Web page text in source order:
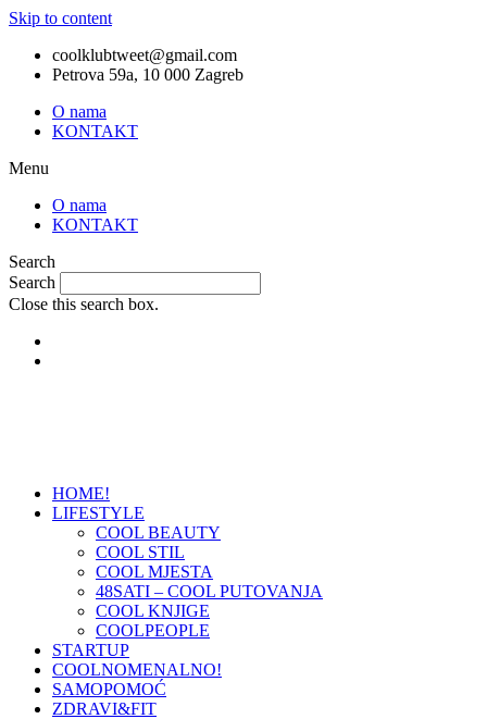
Skip to content
coolklubtweet@gmail.com
Petrova 59a, 10 000 Zagreb
O nama
KONTAKT
Menu
O nama
KONTAKT
Search
Search
Close this search box.
HOME!
LIFESTYLE
COOL BEAUTY
COOL STIL
COOL MJESTA
48SATI – COOL PUTOVANJA
COOL KNJIGE
COOLPEOPLE
STARTUP
COOLNOMENALNO!
SAMOPOMOĆ
ZDRAVI&FIT